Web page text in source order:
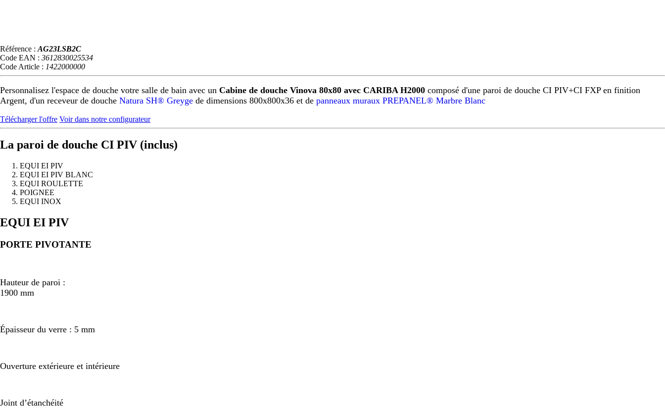
Référence : AG23LSB2C
Code EAN : 3612830025534
Code Article : 1422000000
Personnalisez l'espace de douche votre salle de bain avec un Cabine de douche Vinova 80x80 avec CARIBA H2000 composé d'une paroi de douche CI PIV+CI FXP en finition
Argent, d'un receveur de douche Natura SH® Greyge de dimensions 800x800x36 et de panneaux muraux PREPANEL® Marbre Blanc
Télécharger l'offre Voir dans notre configurateur
La paroi de douche CI PIV (inclus)
EQUI EI PIV
EQUI EI PIV BLANC
EQUI ROULETTE
POIGNEE
EQUI INOX
Précédent
Suivant
EQUI EI PIV
PORTE PIVOTANTE
Hauteur de paroi :
1900 mm
Épaisseur du verre : 5 mm
Ouverture extérieure et intérieure
Joint d’étanchéité